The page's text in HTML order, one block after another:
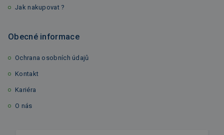
Jak nakupovat ?
Obecné informace
Ochrana osobních údajů
Kontakt
Kariéra
O nás